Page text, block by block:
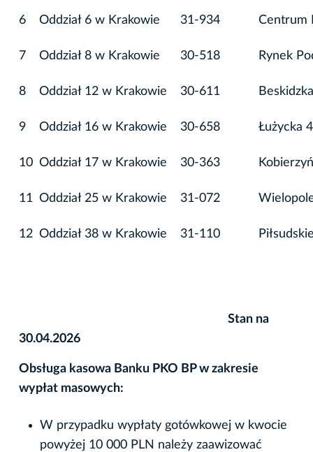
6 Oddział 6 w Krakowie 31-934 Centrum
7 Oddział 8 w Krakowie 30-518 Rynek
8 Oddział 12 w Krakowie 30-611
9 Oddział 16 w Krakowie 30-658 Łużycka
10 Oddział 17 w Krakowie 30-363
11 Oddział 25 w Krakowie 31-072
12 Oddział 38 w Krakowie 31-110
Stan na
30.04.2026
Obsługa kasowa Banku PKO BP w zakresie
wypłat masowych:
W przypadku wypłaty gotówkowej w kwocie
powyżej 10 000 PLN należy zaawizować